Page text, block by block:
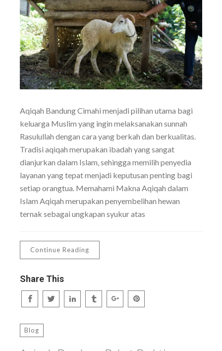
Aqiqah Bandung Cimahi menjadi pilihan utama bagi
keluarga Muslim yang ingin melaksanakan sunnah
Rasulullah dengan cara yang berkah dan berkualitas.
Tradisi aqiqah merupakan ibadah yang sangat
dianjurkan dalam Islam, sehingga memilih penyedia
layanan yang tepat menjadi keputusan penting bagi
setiap orangtua. Memahami Makna Aqiqah dalam
Islam Aqiqah merupakan penyembelihan hewan
ternak sebagai ungkapan syukur atas
Continue Reading
Share This
Blog